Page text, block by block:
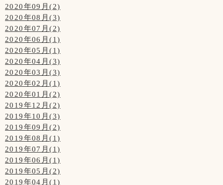
2020年09月(2)
2020年08月(3)
2020年07月(2)
2020年06月(1)
2020年05月(1)
2020年04月(3)
2020年03月(3)
2020年02月(1)
2020年01月(2)
2019年12月(2)
2019年10月(3)
2019年09月(2)
2019年08月(1)
2019年07月(1)
2019年06月(1)
2019年05月(2)
2019年04月(1)